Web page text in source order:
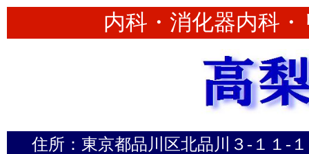
内科・消化器内科
住所：東京都品川区北品川３-１１-